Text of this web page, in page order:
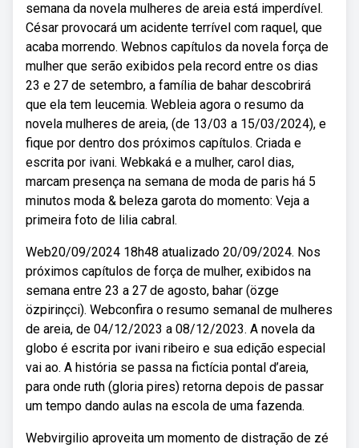
semana da novela mulheres de areia está imperdível.
César provocará um acidente terrível com raquel, que
acaba morrendo. Webnos capítulos da novela força de
mulher que serão exibidos pela record entre os dias
23 e 27 de setembro, a família de bahar descobrirá
que ela tem leucemia. Webleia agora o resumo da
novela mulheres de areia, (de 13/03 a 15/03/2024), e
fique por dentro dos próximos capítulos. Criada e
escrita por ivani. Webkaká e a mulher, carol dias,
marcam presença na semana de moda de paris há 5
minutos moda & beleza garota do momento: Veja a
primeira foto de lilia cabral.
Web20/09/2024 18h48 atualizado 20/09/2024. Nos
próximos capítulos de força de mulher, exibidos na
semana entre 23 a 27 de agosto, bahar (özge
özpirinçci). Webconfira o resumo semanal de mulheres
de areia, de 04/12/2023 a 08/12/2023. A novela da
globo é escrita por ivani ribeiro e sua edição especial
vai ao. A história se passa na fictícia pontal d’areia,
para onde ruth (gloria pires) retorna depois de passar
um tempo dando aulas na escola de uma fazenda.
Webvirgilio aproveita um momento de distração de zé